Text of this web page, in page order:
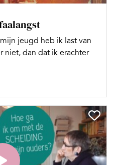
jeugd heb ik last van
niet, dan dat ik erachter